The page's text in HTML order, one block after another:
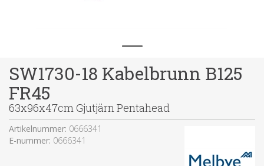
SW1730-18 Kabelbrunn B125
FR45
63x96x47cm Gjutjärn Pentahead
Artikelnummer: 0666341
E-nummer: 0666341